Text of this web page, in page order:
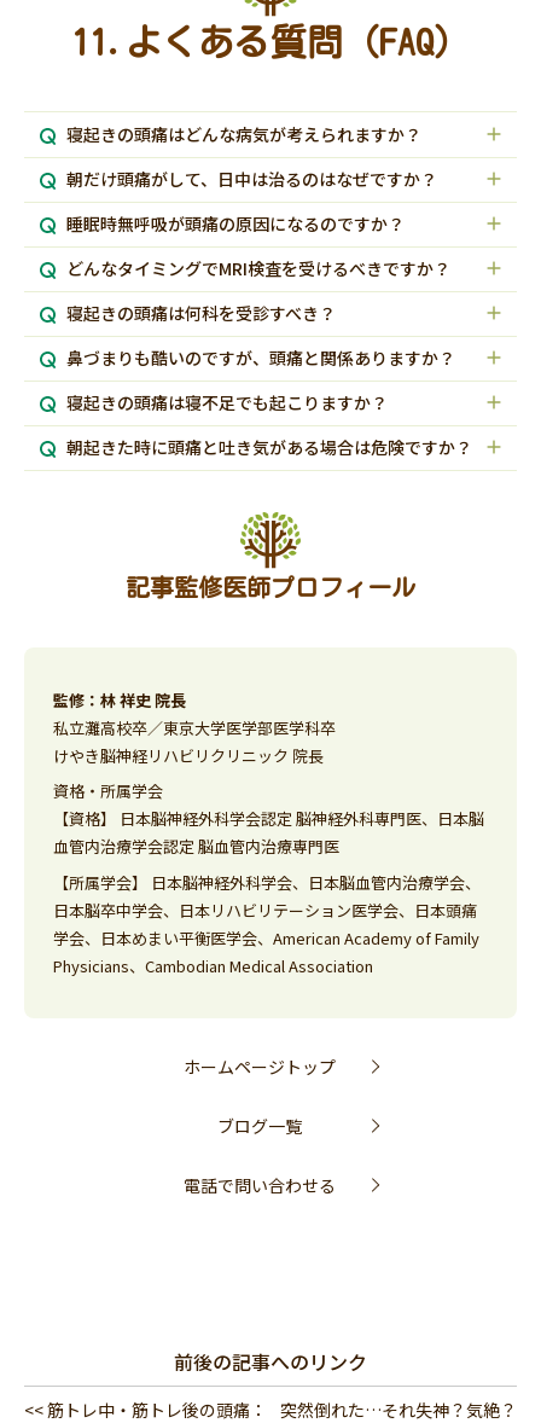
11.よくある質問（FAQ）
寝起きの頭痛はどんな病気が考えられますか？
朝だけ頭痛がして、日中は治るのはなぜですか？
睡眠時無呼吸が頭痛の原因になるのですか？
どんなタイミングでMRI検査を受けるべきですか？
寝起きの頭痛は何科を受診すべき？
鼻づまりも酷いのですが、頭痛と関係ありますか？
寝起きの頭痛は寝不足でも起こりますか？
朝起きた時に頭痛と吐き気がある場合は危険ですか？
記事監修医師プロフィール
監修：林 祥史 院長
私立灘高校卒／東京大学医学部医学科卒
けやき脳神経リハビリクリニック 院長
資格・所属学会
【資格】 日本脳神経外科学会認定 脳神経外科専門医、日本脳
血管内治療学会認定 脳血管内治療専門医
【所属学会】 日本脳神経外科学会、日本脳血管内治療学会、
日本脳卒中学会、日本リハビリテーション医学会、日本頭痛
学会、日本めまい平衡医学会、American Academy of Family
Physicians、Cambodian Medical Association
ホームページトップ
ブログ一覧
電話で問い合わせる
前後の記事へのリンク
<< 筋トレ中・筋トレ後の頭痛：
突然倒れた…それ失神？気絶？